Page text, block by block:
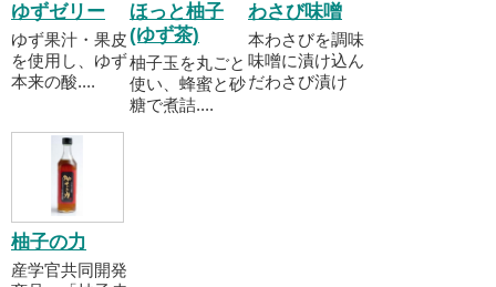
ゆずゼリー
ゆず果汁・果皮
を使用し、ゆず
本来の酸....
ほっと柚子
(ゆず茶)
柚子玉を丸ごと
使い、蜂蜜と砂
糖で煮詰....
わさび味噌
本わさびを調味
味噌に漬け込ん
だわさび漬け
柚子の力
産学官共同開発